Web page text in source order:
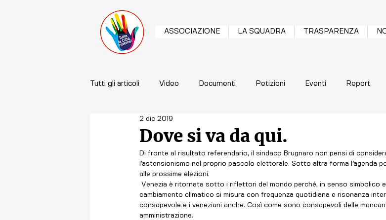
ASSOCIAZIONE LA SQUADRA TRASPARENZA
Tutti gli articoli Video Documenti Petizioni Eventi Report
Dove si va da qui.
2 dic 2019
Di fronte al risultato referendario, il sindaco Brugnaro non pensi di
l’astensionismo nel proprio pascolo elettorale. Sotto altra forma l’agenda
alle prossime elezioni.
cambiamento climatico si misura con frequenza quotidiana e risonanza
consapevole e i veneziani anche. Così come sono consapevoli delle
amministrazione.